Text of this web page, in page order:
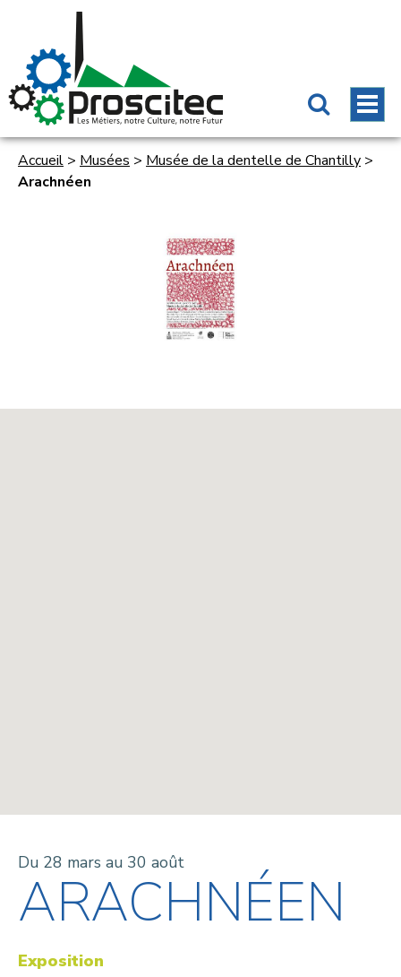
Accueil > Musées > Musée de la dentelle de Chantilly >
Arachnéen
Du 28 mars au 30 août
ARACHNÉEN
Exposition